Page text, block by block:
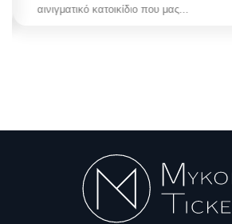
αινιγματικό κατοικίδιο που μας...